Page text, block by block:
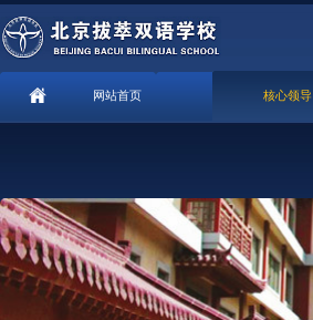
网站首页 核心领导